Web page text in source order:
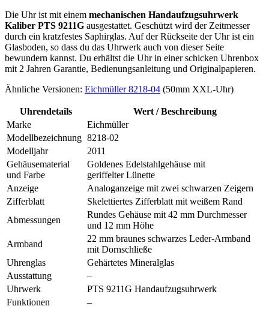
Die Uhr ist mit einem mechanischen Handaufzugsuhrwerk
Kaliber PTS 9211G ausgestattet. Geschützt wird der Zeitmesser
durch ein kratzfestes Saphirglas. Auf der Rückseite der Uhr ist ein
Glasboden, so dass du das Uhrwerk auch von dieser Seite
bewundern kannst. Du erhältst die Uhr in einer schicken Uhrenbox
mit 2 Jahren Garantie, Bedienungsanleitung und Originalpapieren.
Ähnliche Versionen: Eichmüller 8218-04 (50mm XXL-Uhr)
Uhrendetails
Wert / Beschreibung
Marke
Eichmüller
Modellbezeichnung 8218-02
Modelljahr
2011
Gehäusematerial
und Farbe
Goldenes Edelstahlgehäuse mit
geriffelter Lünette
Anzeige
Analoganzeige mit zwei schwarzen Zeigern
Zifferblatt
Skelettiertes Zifferblatt mit weißem Rand
Abmessungen
Rundes Gehäuse mit 42 mm Durchmesser
und 12 mm Höhe
Armband
22 mm braunes schwarzes Leder-Armband
mit Dornschließe
Uhrenglas
Gehärtetes Mineralglas
Ausstattung
–
Uhrwerk
PTS 9211G Handaufzugsuhrwerk
Funktionen
–